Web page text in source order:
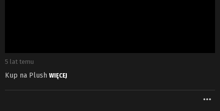
5 lat temu
Kup na Plush WIĘCEJ